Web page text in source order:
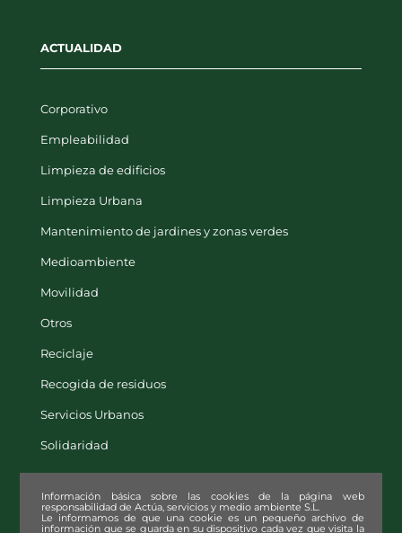
ACTUALIDAD
Corporativo
Empleabilidad
Limpieza de edificios
Limpieza Urbana
Mantenimiento de jardines y zonas verdes
Medioambiente
Movilidad
Otros
Reciclaje
Recogida de residuos
Servicios Urbanos
Solidaridad
Información básica sobre las cookies de la página web
responsabilidad de Actúa, servicios y medio ambiente S.L.
Le informamos de que una cookie es un pequeño archivo de
información que se guarda en su dispositivo cada vez que visita la